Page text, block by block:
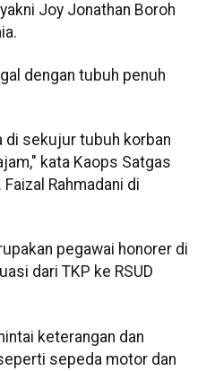
Joy Jonathan Boroh
dengan tubuh penuh
di sekujur tubuh korban
kata Kaops Satgas
Rahmadani di
pegawai honorer di
dari TKP ke RSUD
keterangan dan
sepeda motor dan